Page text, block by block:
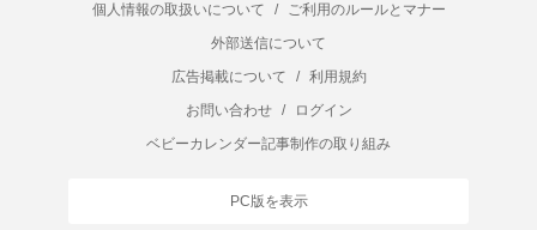
個人情報の取扱いについて
/
ご利用のルールとマナー
外部送信について
広告掲載について
/
利用規約
お問い合わせ
/
ログイン
ベビーカレンダー記事制作の取り組み
PC版を表示